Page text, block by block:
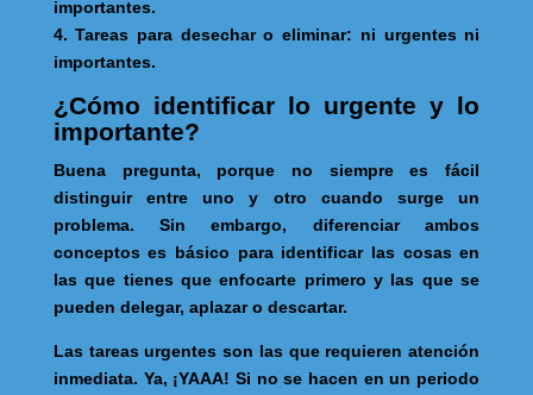
importantes.
4. Tareas para desechar o eliminar: ni urgentes ni
importantes.
¿Cómo identificar lo urgente y lo
importante?
Buena pregunta, porque no siempre es fácil
distinguir entre uno y otro cuando surge un
problema. Sin embargo, diferenciar ambos
conceptos es básico para identificar las cosas en
las que tienes que enfocarte primero y las que se
pueden delegar, aplazar o descartar.
Las tareas urgentes son las que requieren atención
inmediata. Ya, ¡YAAA! Si no se hacen en un periodo